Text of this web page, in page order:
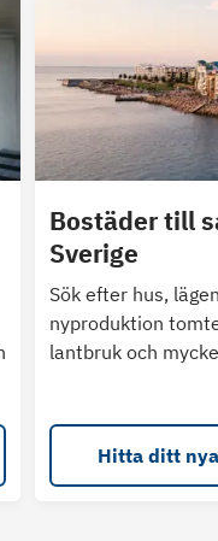
Bostäder till
Sverige
Sök efter hus,
nyproduktion
lantbruk och
Hitta ditt